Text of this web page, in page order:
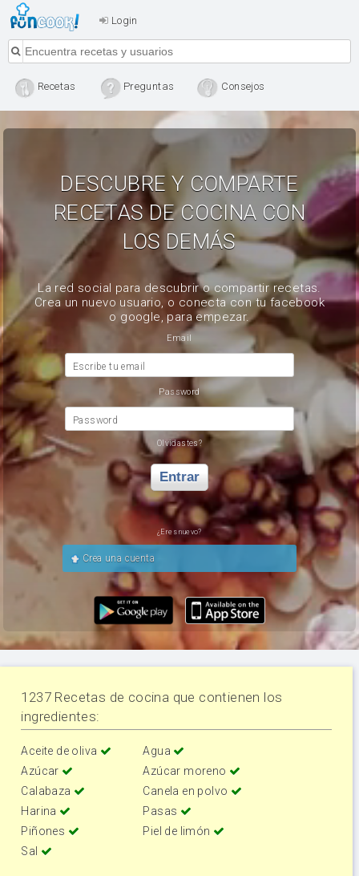
Login
Recetas Preguntas Consejos
DESCUBRE Y COMPARTE
RECETAS DE COCINA CON
LOS DEMÁS
La red social para descubrir o compartir recetas.
Crea un nuevo usuario, o conecta con tu facebook
o google, para empezar.
Email
Escribe tu email
Password
Password
Olvidastes?
Entrar
¿Eres nuevo?
Crea una cuenta
1237 Recetas de cocina que contienen los
ingredientes:
Aceite de oliva
Agua
Azúcar
Azúcar moreno
Calabaza
Canela en polvo
Harina
Pasas
Piñones
Piel de limón
Sal